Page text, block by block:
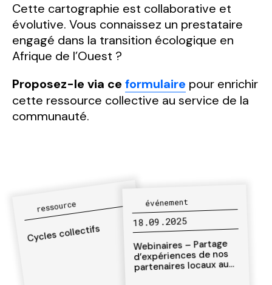
Cette cartographie est collaborative et
évolutive. Vous connaissez un prestataire
engagé dans la transition écologique en
Afrique de l’Ouest ?
Proposez-le via ce formulaire pour enrichir
cette ressource collective au service de la
communauté.
ressource
Cycles collectifs
événement
18.09.2025
Webinaires – Partage
d’expériences de nos
partenaires locaux au
Sahel : Feuilles de route